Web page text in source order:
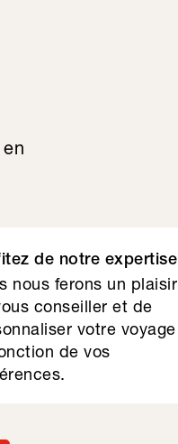
de notre expertise
nous ferons un plaisir
conseiller et de
votre voyage
de vos